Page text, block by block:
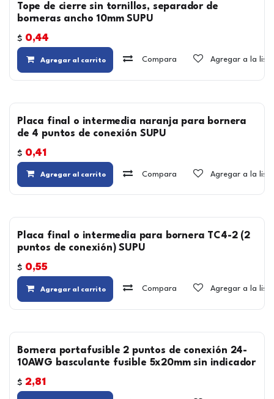
Tope de cierre sin tornillos, separador de
borneras ancho 10mm SUPU
$ 0,44
Agregar al carrito Compara Agregar a la
Placa final o intermedia naranja para bornera
de 4 puntos de conexión SUPU
$ 0,41
Agregar al carrito Compara Agregar a la
Placa final o intermedia para bornera TC4-2 (2
puntos de conexión) SUPU
$ 0,55
Agregar al carrito Compara Agregar a la
Bornera portafusible 2 puntos de conexión 24-
10AWG basculante fusible 5x20mm sin indicador
$ 2,81